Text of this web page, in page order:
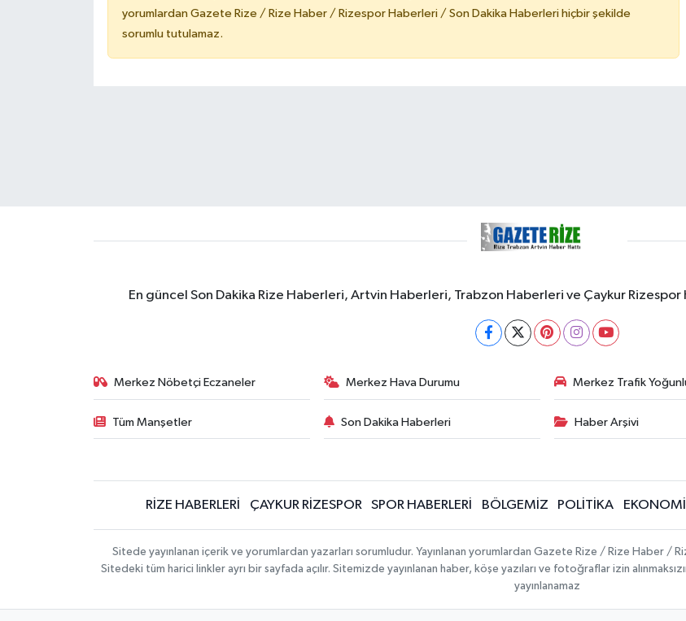
yorumlardan Gazete Rize / Rize Haber / Rizespor Haberleri / Son Dakika Haberleri hiçbir şekilde
sorumlu tutulamaz.
En güncel Son Dakika Rize Haberleri, Artvin Haberleri, Trabzon Haberleri ve Çaykur
Merkez Nöbetçi Eczaneler Merkez Hava Durumu Merkez Trafik
Tüm Manşetler Son Dakika Haberleri Haber Arşivi
RİZE HABERLERİ ÇAYKUR RİZESPOR SPOR HABERLERİ BÖLGEMİZ POLİTİKA EKONOMİ
Sitede yayınlanan içerik ve yorumlardan yazarları sorumludur. Yayınlanan yorumlardan Gazete Rize / Rize Haber
Sitedeki tüm harici linkler ayrı bir sayfada açılır. Sitemizde yayınlanan haber, köşe yazıları ve fotoğraflar izin
yayınlanamaz